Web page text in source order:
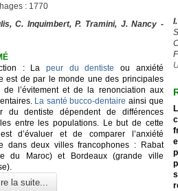
: 1770
C. Inquimbert, P. Tramini, J. Nancy -
: Lapeur du dentiste ou anxiété
est de par le monde une des principales
de l’évitement et de la renonciation aux
La santé bucco-dentaire ainsi que
du dentiste dépendent de différences
entre les populations. Le but de cette
d’évaluer et de comparer l’anxiété
dans deux villes francophones : Rabat
du Maroc) et Bordeaux (grande ville
la suite...